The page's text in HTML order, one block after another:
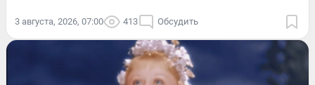
3 августа, 2026, 07:00 413 Обсудить